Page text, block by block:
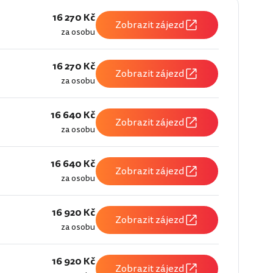
16 270 Kč
za osobu Zobrazit zájezd
16 270 Kč
za osobu Zobrazit zájezd
16 640 Kč
za osobu Zobrazit zájezd
16 640 Kč
za osobu Zobrazit zájezd
16 920 Kč
za osobu Zobrazit zájezd
16 920 Kč Zobrazit zájezd